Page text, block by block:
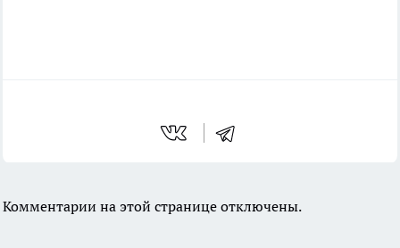
Комментарии на этой странице отключены.